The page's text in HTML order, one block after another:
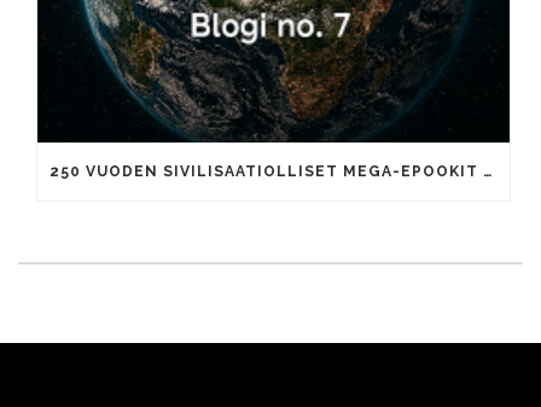
250 VUODEN SIVILISAATIOLLISET MEGA-EPOOKIT JA TUHANNEN VUODEN AIKAKAUDET